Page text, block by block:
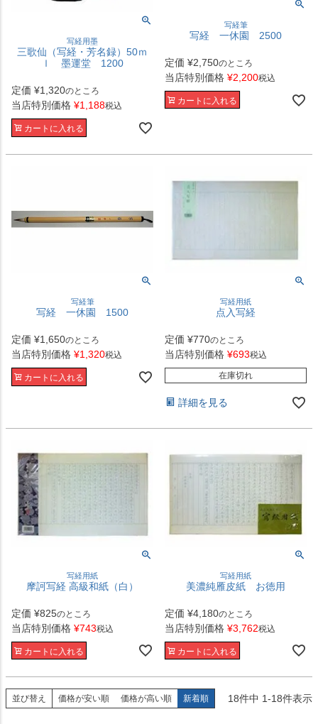
写経用墨
三歌仙（写経・芳名録）50ｍ
ｌ 墨運堂 1200
定価 ¥1,320のところ
当店特別価格 ¥1,188税込
カートに入れる
写経筆
写経 一休園 2500
定価 ¥2,750のところ
当店特別価格 ¥2,200税込
カートに入れる
写経筆
写経 一休園 1500
定価 ¥1,650のところ
当店特別価格 ¥1,320税込
カートに入れる
写経用紙
点入写経
定価 ¥770のところ
当店特別価格 ¥693税込
在庫切れ
詳細を見る
写経用紙
摩訶写経 高級和紙（白）
定価 ¥825のところ
当店特別価格 ¥743税込
カートに入れる
写経用紙
美濃純雁皮紙 お徳用
定価 ¥4,180のところ
当店特別価格 ¥3,762税込
カートに入れる
並び替え 価格が安い順 価格が高い順 新着順 18件中 1-18件表示